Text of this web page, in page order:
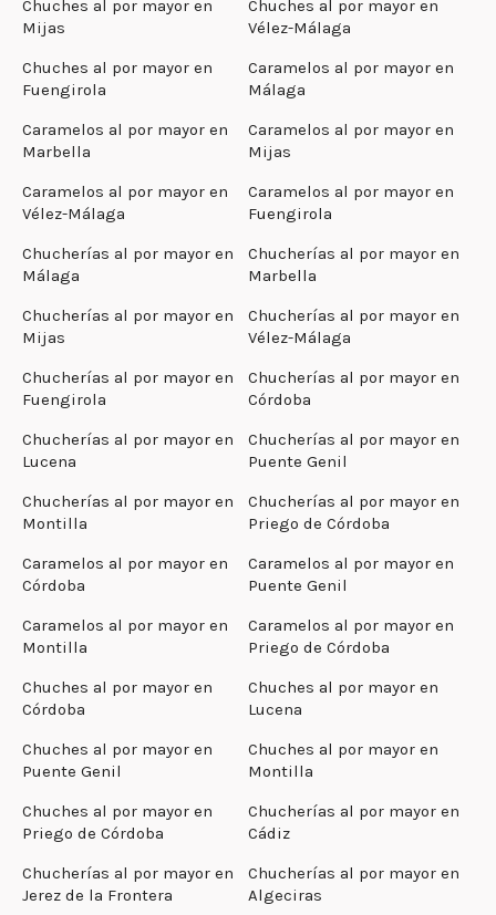
Chuches al por mayor en
Mijas
Chuches al por mayor en
Vélez-Málaga
Chuches al por mayor en
Fuengirola
Caramelos al por mayor en
Málaga
Caramelos al por mayor en
Marbella
Caramelos al por mayor en
Mijas
Caramelos al por mayor en
Vélez-Málaga
Caramelos al por mayor en
Fuengirola
Chucherías al por mayor en
Málaga
Chucherías al por mayor en
Marbella
Chucherías al por mayor en
Mijas
Chucherías al por mayor en
Vélez-Málaga
Chucherías al por mayor en
Fuengirola
Chucherías al por mayor en
Córdoba
Chucherías al por mayor en
Lucena
Chucherías al por mayor en
Puente Genil
Chucherías al por mayor en
Montilla
Chucherías al por mayor en
Priego de Córdoba
Caramelos al por mayor en
Córdoba
Caramelos al por mayor en
Puente Genil
Caramelos al por mayor en
Montilla
Caramelos al por mayor en
Priego de Córdoba
Chuches al por mayor en
Córdoba
Chuches al por mayor en
Lucena
Chuches al por mayor en
Puente Genil
Chuches al por mayor en
Montilla
Chuches al por mayor en
Priego de Córdoba
Chucherías al por mayor en
Cádiz
Chucherías al por mayor en
Jerez de la Frontera
Chucherías al por mayor en
Algeciras